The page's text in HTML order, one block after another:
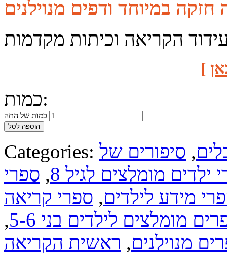
הקריאה וכיתות מקדמות
]
כמות:
כמות של התה
הוספה לסל
Categories: , סיפורים של
ילדים מומלצים לגיל 8
, ספרי
מידע לילדים, ספרי קריאה
מומלצים לילדים בני 5-6
,
מנוילנים, ראשית הקריאה